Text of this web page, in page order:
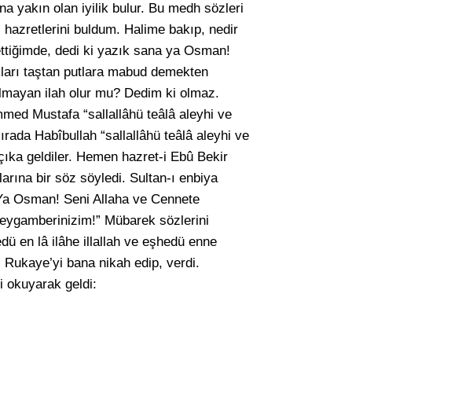
yakın olan iyilik bulur. Bu medh sözleri
buldum. Halime bakıp, nedir
dedi ki yazık sana ya Osman!
taştan putlara mabud demekten
ilah olur mu? Dedim ki olmaz.
Mustafa “sallallâhü teâlâ aleyhi ve
Habîbullah “sallallâhü teâlâ aleyhi ve
geldiler. Hemen hazret-i Ebû Bekir
bir söz söyledi. Sultan-ı enbiya
Osman! Seni Allaha ve Cennete
Mübarek sözlerini
en lâ ilâhe illallah ve eşhedü enne
bana nikah edip, verdi.
okuyarak geldi: